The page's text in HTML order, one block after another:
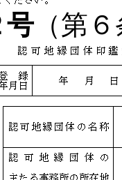
号（第